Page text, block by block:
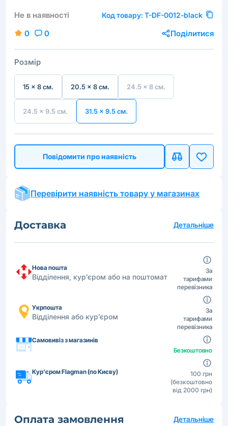
Не в наявності Код товару: T-DF-0012-black
0 0 Поділитися
Розмір
15 × 8 см. 20.5 × 8 см. 24.5 × 8 см.
24.5 × 9.5 см. 31.5 × 9.5 см.
Повідомити про наявність
Перевірити наявність товару у магазинах
Доставка Детальніше
Нова пошта
Відділення, кур’єром або на поштомат
За
тарифами
перевізника
Укрпошта
Відділення або кур’єром
За
тарифами
перевізника
Самовивіз з магазинів
Безкоштовно
Кур'єром Flagman (по Києву)
100 грн
(безкоштовно
від 2000 грн)
Оплата замовлення Детальніше